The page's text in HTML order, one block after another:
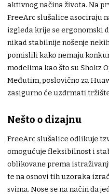
aktivnog načina života. Na
FreeArc slušalice asociraju
izgleda krije se ergonomski
nikad stabilnije nošenje
pomislili kako nemaju
modelima kao što su Shokz
Međutim, poslovično za
zasigurno će uzdrmati
Nešto o dizajnu
FreeArc slušalice odlikuje
omogućuje fleksibilnost i
oblikovane prema
te na osnovi tih uzoraka
svima. Nose se na način da